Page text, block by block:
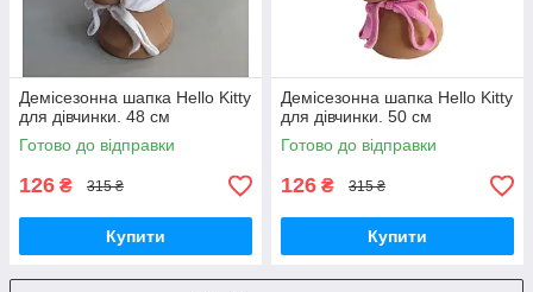
Демісезонна шапка Hello Kitty
для дівчинки. 48 см
Готово до відправки
126 ₴ 315 ₴
Купити
Демісезонна шапка Hello Kitty
для дівчинки. 50 см
Готово до відправки
126 ₴ 315 ₴
Купити